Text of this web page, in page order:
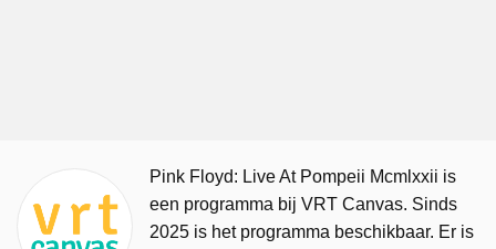
Pink Floyd: Live At Pompeii Mcmlxxii is
een programma bij VRT Canvas. Sinds
2025 is het programma beschikbaar. Er is